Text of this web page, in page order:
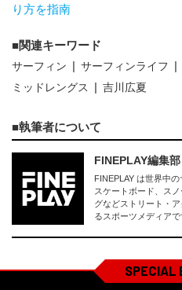
り方を指南
関連キーワード
サーフィン サーフィンライフ
ミッドレングス
吉川広夏
執筆者について
FINEPLAY編集部
FINEPLAY は世界中
スケートボード、ス
グなどストリート・
るスポーツメディアで
SPECIAL